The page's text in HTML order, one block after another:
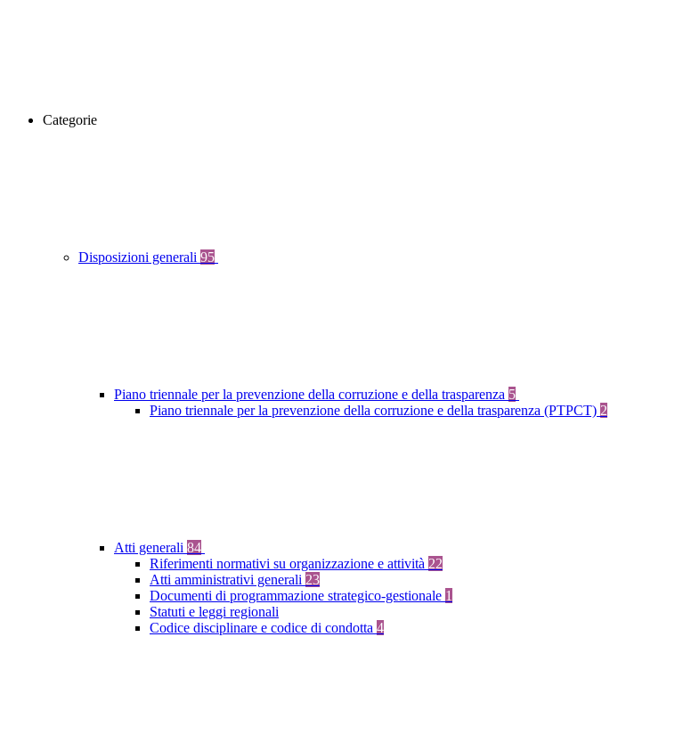
Categorie
Disposizioni generali 95
Piano triennale per la prevenzione della corruzione e della trasparenza 5
Piano triennale per la prevenzione della corruzione e della trasparenza (PTPCT) 2
Atti generali 84
Riferimenti normativi su organizzazione e attività 22
Atti amministrativi generali 23
Documenti di programmazione strategico-gestionale 1
Statuti e leggi regionali
Codice disciplinare e codice di condotta 4